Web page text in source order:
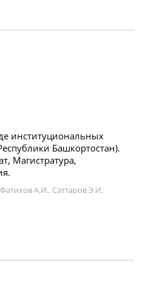
институциональных
Башкортостан).
Магистратура,
А.И., Саттаров Э.И.